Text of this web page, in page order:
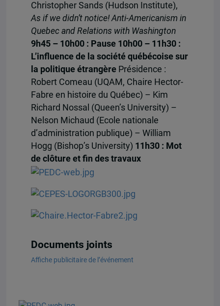
Christopher Sands (Hudson Institute),
As if we didn’t notice! Anti-Americanism in
Quebec and Relations with Washington
9h45 – 10h00 : Pause 10h00 – 11h30 :
L’influence de la société québécoise sur
la politique étrangèrePrésidence :
Robert Comeau (UQAM, Chaire Hector-
Fabre en histoire du Québec) – Kim
Richard Nossal (Queen’s University) –
Nelson Michaud (Ecole nationale
d’administration publique) – William
Hogg (Bishop’s University) 11h30 : Mot
de clôture et fin des travaux
Documents joints
Affiche publicitaire de l’événement